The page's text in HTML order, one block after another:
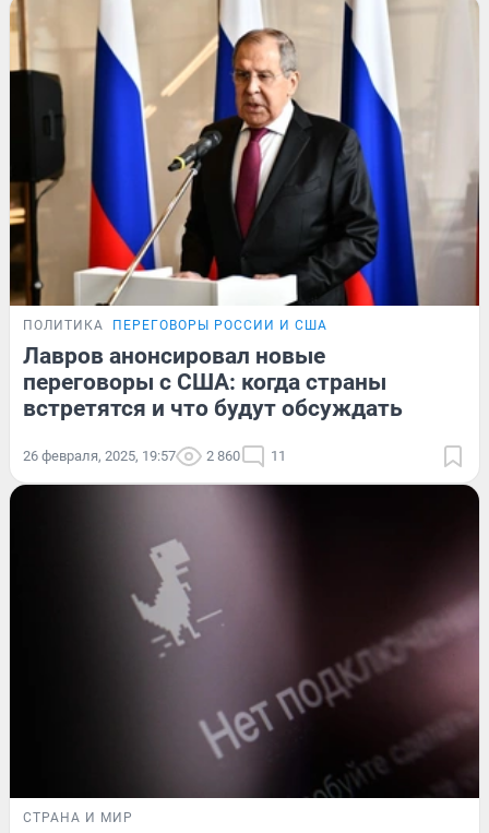
ПОЛИТИКА ПЕРЕГОВОРЫ РОССИИ И США
Лавров анонсировал новые
переговоры с США: когда страны
встретятся и что будут обсуждать
26 февраля, 2025, 19:57 2 860 11
СТРАНА И МИР